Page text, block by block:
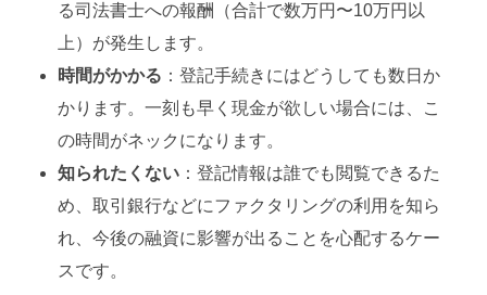
る司法書士への報酬（合計で数万円〜10万円以
上）が発生します。
時間がかかる ：登記手続きにはどうしても数日か
かります。一刻も早く現金が欲しい場合には、こ
の時間がネックになります。
知られたくない：登記情報は誰でも閲覧できるた
め、取引銀行などにファクタリングの利用を知ら
れ、今後の融資に影響が出ることを心配するケー
スです。